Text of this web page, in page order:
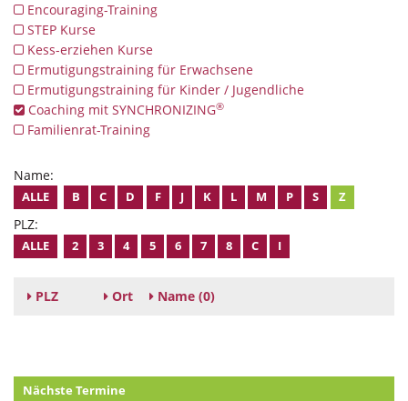
Encouraging-Training
STEP Kurse
Kess-erziehen Kurse
Ermutigungstraining für Erwachsene
Ermutigungstraining für Kinder / Jugendliche
Coaching mit SYNCHRONIZING®
Familienrat-Training
Name:
ALLE B C D F J K L M P S Z
PLZ:
ALLE 2 3 4 5 6 7 8 C I
PLZ Ort Name (0)
Nächste Termine